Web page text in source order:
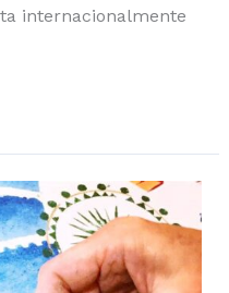
internacionalmente